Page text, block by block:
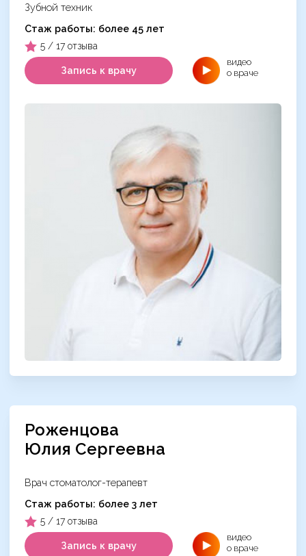
Зубной техник
Cтаж работы: более 45 лет
5 / 17 отзыва
Запись к врачу
видео
о враче
Роженцова
Юлия Сергеевна
Врач стоматолог-терапевт
Cтаж работы: более 3 лет
5 / 17 отзыва
Запись к врачу
видео
о враче